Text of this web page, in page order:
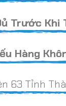
Trước Khi
Hàng
63 Tỉnh